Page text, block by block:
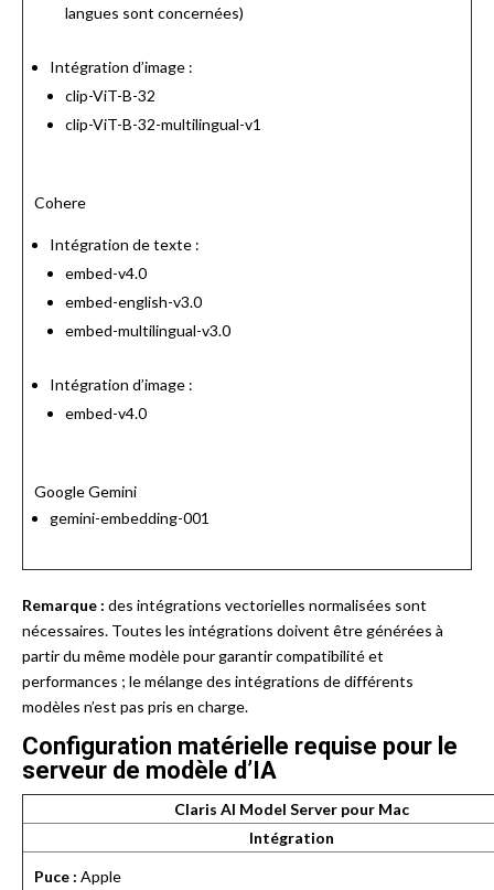
langues sont concernées)
Intégration d’image :
clip-ViT-B-32
clip-ViT-B-32-multilingual-v1
Cohere
Intégration de texte :
embed-v4.0
embed-english-v3.0
embed-multilingual-v3.0
Intégration d’image :
embed-v4.0
Google Gemini
gemini-embedding-001
Remarque : des intégrations vectorielles normalisées sont
nécessaires. Toutes les intégrations doivent être générées à
partir du même modèle pour garantir compatibilité et
performances ; le mélange des intégrations de différents
modèles n’est pas pris en charge.
Configuration matérielle requise pour le
serveur de modèle d’IA
Claris AI Model Server pour Mac
Intégration
Puce : Apple